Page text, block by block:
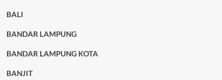
BALI
BANDAR LAMPUNG
BANDAR LAMPUNG KOTA
BANJIT